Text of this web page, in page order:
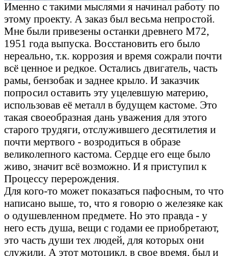
Именно с такими мыслями я начинал работу по
этому проекту. А заказ был весьма непростой.
Мне были привезены останки древнего М72,
1951 года выпуска. Восстановить его было
нереально, т.к. коррозия и время сожрали почти
всё ценное и редкое. Остались двигатель, часть
рамы, бензобак и заднее крыло. И заказчик
попросил оставить эту уцелевшую материю,
использовав её металл в будущем кастоме. Это
такая своеобразная дань уважения для этого
старого трудяги, отслужившего десятилетия и
почти мертвого - возродиться в образе
великолепного кастома. Сердце его еще было
живо, значит всё возможно. И я приступил к
Процессу перерождения.
Для кого-то может показаться пафосным, то что
написано выше, то, что я говорю о железяке как
о одушевленном предмете. Но это правда - у
него есть душа, вещи с годами ее приобретают,
это часть души тех людей, для которых они
служили. А этот мотоцикл, в свое время, был и